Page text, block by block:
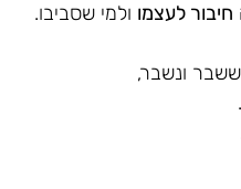
חיבור לעצמו ולמי שסביבו.
ונשבר,
.